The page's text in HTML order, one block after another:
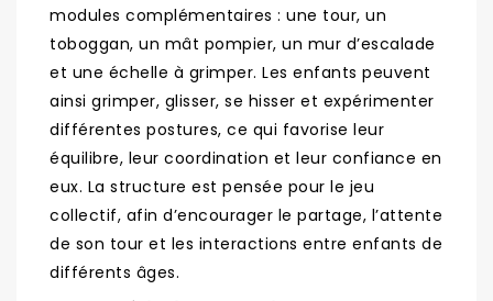
modules complémentaires : une tour, un
toboggan, un mât pompier, un mur d’escalade
et une échelle à grimper. Les enfants peuvent
ainsi grimper, glisser, se hisser et expérimenter
différentes postures, ce qui favorise leur
équilibre, leur coordination et leur confiance en
eux. La structure est pensée pour le jeu
collectif, afin d’encourager le partage, l’attente
de son tour et les interactions entre enfants de
différents âges.